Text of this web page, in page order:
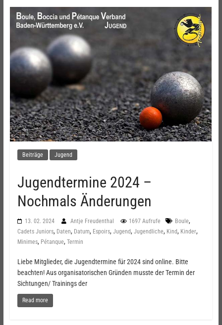
Beiträge Jugend
Jugendtermine 2024 –
Nochmals Änderungen
13. 02. 2024 Antje Freudenthal 1697 Aufrufe Boule,
Cadets Juniors, Daten, Datum, Espoirs, Jugend, Jugendliche, Kind, Kinder,
Minimes, Pétanque, Termin
Liebe Mitglieder, die Jugendtermine für 2024 sind online. Bitte
beachten! Aus organisatorischen Gründen musste der Termin der
Sichtungen/ Trainings der
Read more